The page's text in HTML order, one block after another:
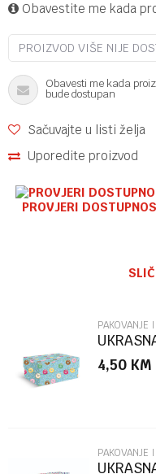
Obavestite me kada
PROIZVOD VIŠE NIJE
Obavesti me kada
bude dostupan
Sačuvajte u listi želja
Uporedite proizvod
PROVJERI
Poruka
PAKOVANJE
4,50 KM
PAKOVANJE